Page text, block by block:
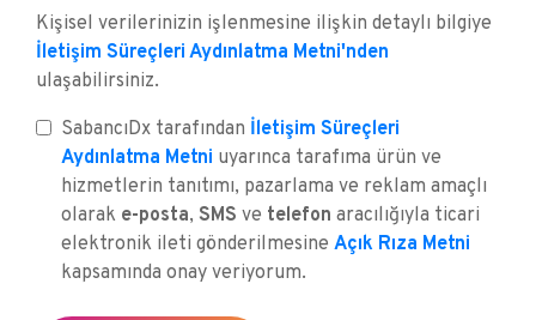
Kişisel verilerinizin işlenmesine ilişkin detaylı bilgiye
İletişim Süreçleri Aydınlatma Metni'nden
ulaşabilirsiniz.
SabancıDx tarafından İletişim Süreçleri
Aydınlatma Metni uyarınca tarafıma ürün ve
hizmetlerin tanıtımı, pazarlama ve reklam amaçlı
olarak e-posta, SMS ve telefon aracılığıyla ticari
elektronik ileti gönderilmesine Açık Rıza Metni
kapsamında onay veriyorum.